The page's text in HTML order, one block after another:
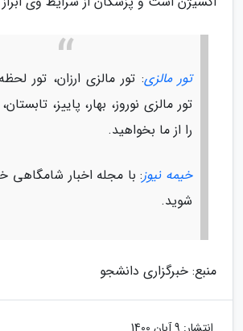
تور مالزی: تور مالزی ارزان، تور
تور مالزی نوروز، بهار، پاییز،
را از ما بخواهید.
خیمه نیوز: با مجله اخبار شامگاهی
شوید.
منبع: خبرگزاری دانشجو